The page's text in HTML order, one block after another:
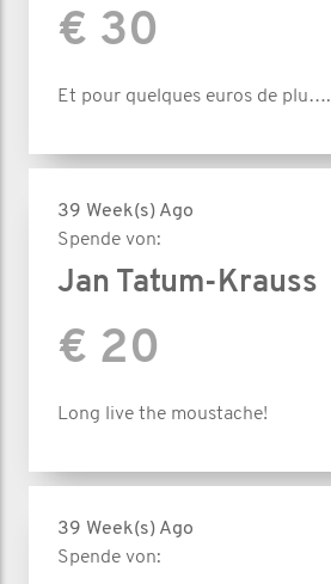
€ 30
Et pour quelques euros de plu….
39 Week(s) Ago
Spende von:
Jan Tatum-Krauss
€ 20
Long live the moustache!
39 Week(s) Ago
Spende von: